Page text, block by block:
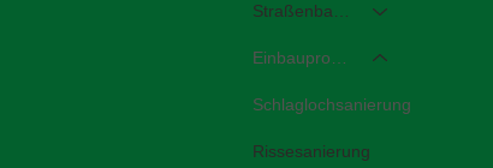
Straßenbau/-sanierung
Einbauprodukte
Schlaglochsanierung
Rissesanierung